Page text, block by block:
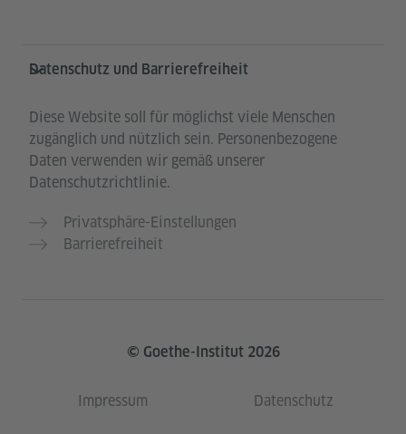
Datenschutz und Barrierefreiheit
Diese Website soll für möglichst viele Menschen
zugänglich und nützlich sein. Personenbezogene
Daten verwenden wir gemäß unserer
Datenschutzrichtlinie.
Privatsphäre-Einstellungen
Barrierefreiheit
© Goethe-Institut 2026
Impressum Datenschutz